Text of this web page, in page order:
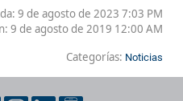
9 de agosto de 2023 7:03 PM
9 de agosto de 2019 12:00 AM
Categorías: Noticias